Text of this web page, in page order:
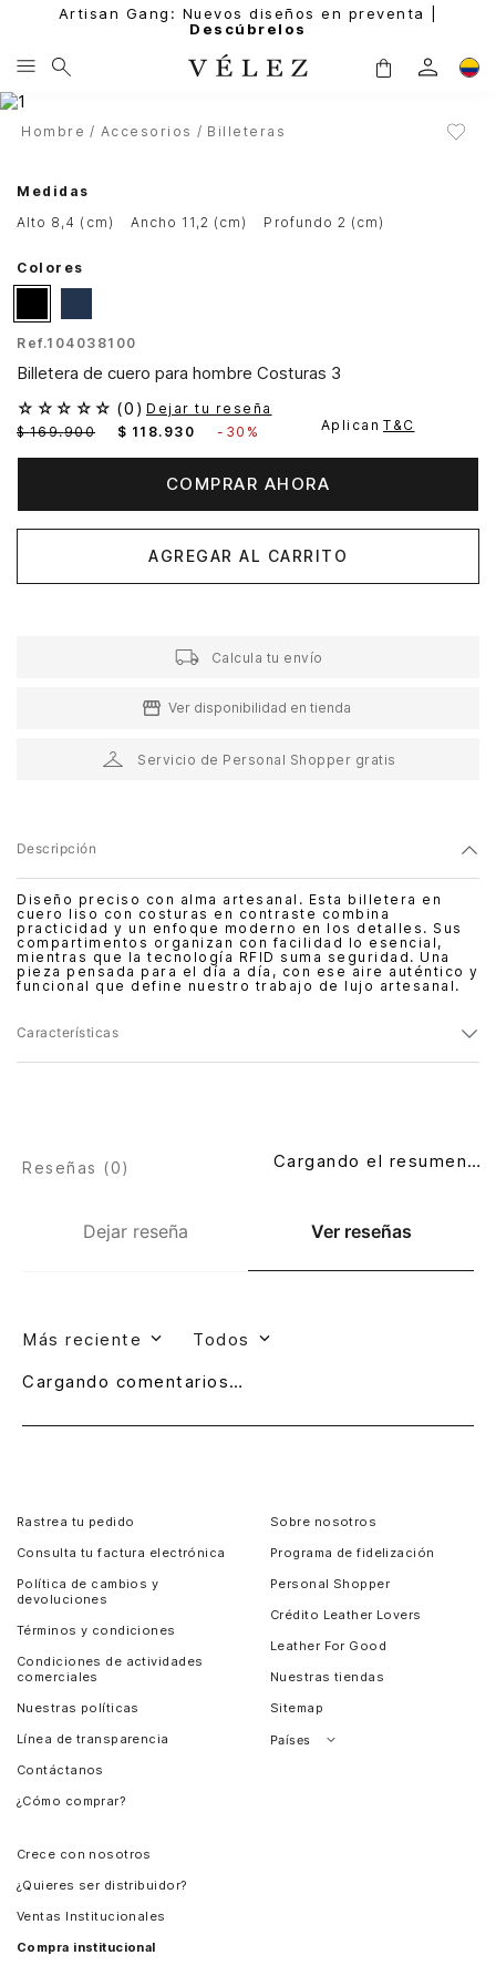
Artisan Gang: Nuevos diseños en preventa |
Descúbrelos
Hombre Accesorios Billeteras
Medidas
alto 8,4 (cm)
ancho 11,2 (cm) profundo 2 (cm)
Colores
Ref.104038100
Billetera de cuero para hombre Costuras 3
☆ ☆ ☆ ☆ ☆ (0 ) Dejar tu reseña
$ 169.900 $ 118. 930 - 30% Aplican T&C
COMPRAR AHORA
AGREGAR AL CARRITO
Calcula tu envío
Ver disponibilidad en tienda
Servicio de Personal Shopper gratis
Descripción
Diseño preciso con alma artesanal. Esta billetera en
cuero liso con costuras en contraste combina
practicidad y un enfoque moderno en los detalles. Sus
compartimentos organizan con facilidad lo esencial,
mientras que la tecnología RFID suma seguridad. Una
pieza pensada para el día a día, con ese aire auténtico y
funcional que define nuestro trabajo de lujo artesanal.
Características
Dejar reseña Ver reseñas
Reseñas (0) Cargando el resumen…
Más reciente Todos
Cargando comentarios…
Rastrea tu pedido
Consulta tu factura electrónica
Política de cambios y
devoluciones
Términos y condiciones
Condiciones de actividades
comerciales
Nuestras políticas
Línea de transparencia
Contáctanos
¿Cómo comprar?
Sobre nosotros
Programa de fidelización
Personal Shopper
Crédito Leather Lovers
Leather For Good
Nuestras tiendas
Sitemap
Países
Crece con nosotros
¿Quieres ser distribuidor?
Ventas Institucionales
Compra institucional